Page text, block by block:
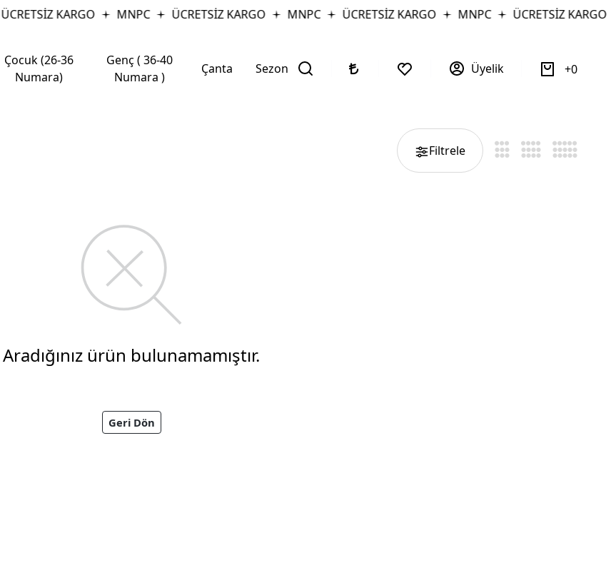
ÜCRETSİZ KARGO MNPC ÜCRETSİZ KARGO MNPC ÜCRETSİZ KARGO MNPC ÜCRETSİZ KARGO
Çocuk (26-36
Numara)
Genç ( 36-40
Numara )
Çanta Sezon Üyelik 0
Filtrele
Aradığınız ürün bulunamamıştır.
Geri Dön